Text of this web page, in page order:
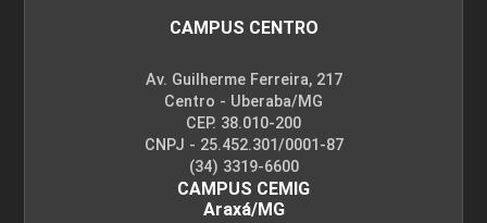
CAMPUS CENTRO
Av. Guilherme Ferreira, 217
Centro - Uberaba/MG
CEP. 38.010-200
CNPJ - 25.452.301/0001-87
(34) 3319-6600
CAMPUS CEMIG
Araxá/MG